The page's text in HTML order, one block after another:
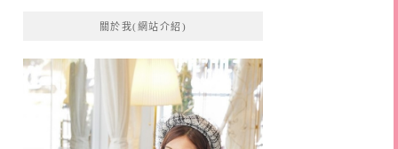
關於我(網站介紹)